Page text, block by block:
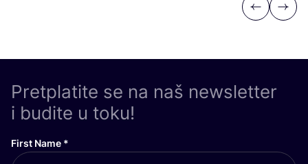
Previous
Next
Pretplatite se na naš newsletter
i budite u toku!
First Name *